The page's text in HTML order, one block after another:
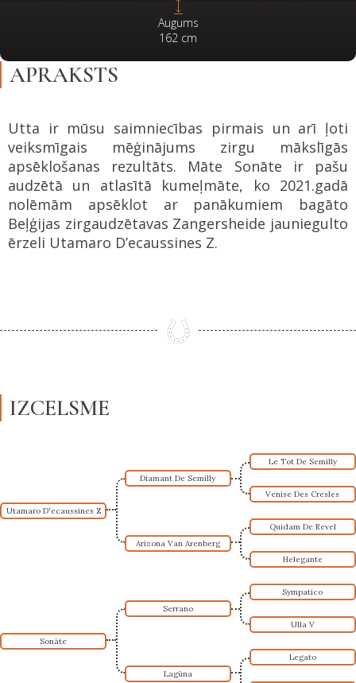
Augums
162 cm
APRAKSTS
Utta ir mūsu saimniecības pirmais un arī ļoti
veiksmīgais mēģinājums zirgu mākslīgās
apsēklošanas rezultāts. Māte Sonāte ir pašu
audzētā un atlasītā kumeļmāte, ko 2021.gadā
nolēmām apsēklot ar panākumiem bagāto
Beļģijas zirgaudzētavas Zangersheide jauniegulto
ērzeli Utamaro D’ecaussines Z.
IZCELSME
Utamaro D'ecaussines Z
Diamant De Semilly
Arizona Van Arenberg
Le Tot De Semilly
Venise Des Cresles
Quidam De Revel
Helegante
Sonāte
Serrano
Lagūna
Sympatico
Ulla V
Legato